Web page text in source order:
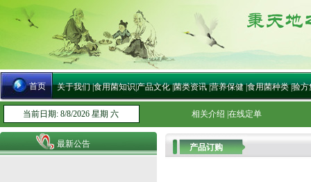
首页 关于我们|食用菌知识|产品文化|菌类资讯|营养保健|食用菌种类|验方
当前日期: 8/8/2026 星期 六 相关介绍 在线定单
最新公告 产品订购